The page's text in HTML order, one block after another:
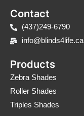
Contact
(437)249-6790
info@blinds4life.ca
Products
Zebra Shades
Roller Shades
Triples Shades